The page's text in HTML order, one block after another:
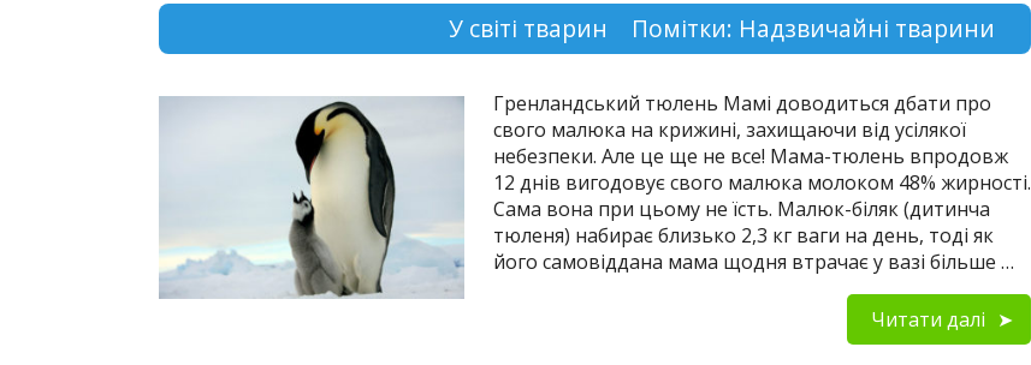
У світі тварин Помітки: Надзвичайні тварини
Гренландський тюлень Мамі доводиться дбати про
свого малюка на крижині, захищаючи від усілякої
небезпеки. Але це ще не все! Мама-тюлень впродовж
12 днів вигодовує свого малюка молоком 48% жирності.
Сама вона при цьому не їсть. Малюк-біляк (дитинча
тюленя) набирає близько 2,3 кг ваги на день, тоді як
його самовіддана мама щодня втрачає у вазі більше …
Читати далі